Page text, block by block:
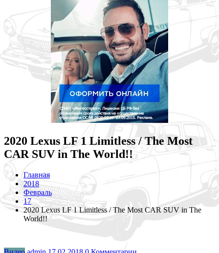
2020 Lexus LF 1 Limitless / The Most
CAR SUV in The World!!
Главная
2018
Февраль
17
2020 Lexus LF 1 Limitless / The Most CAR SUV in The
World!!